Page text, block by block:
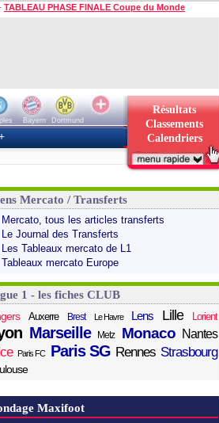
TABLEAU PHASE FINALE Coupe du Monde
Bayern
Dortmund
Résultats
Classements
Calendriers
Mercato / Transferts
Mercato, tous les articles transferts
Le Journal des Transferts
Les Tableaux mercato de L1
Tableaux mercato Europe
1 - les fiches CLUB
Auxerre Brest Le Havre Lens Lille Lorient
Marseille Metz Monaco Nantes
Paris FC Paris SG Rennes Strasbourg
Maxifoot